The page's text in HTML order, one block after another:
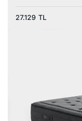
27.129 TL